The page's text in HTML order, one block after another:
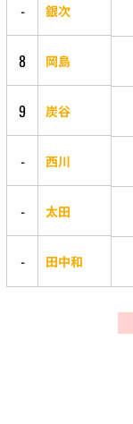
- 銀次
8 岡島
9 炭谷
- 西川
- 太田
- 田中和